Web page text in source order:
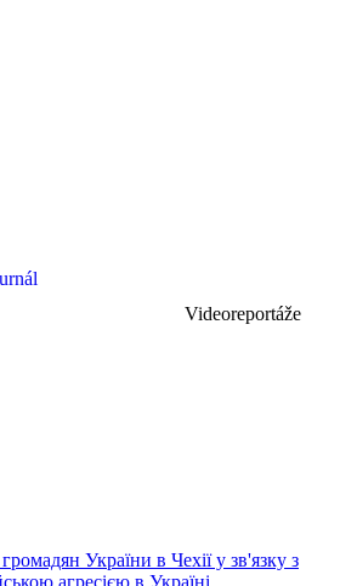
Videoreportáže
України в Чехії у зв'язку з
агресією в Україні